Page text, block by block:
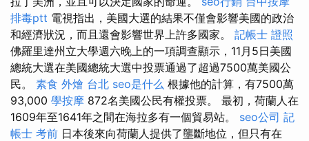
排毒ptt 電視指出，美國大選的結果不僅會影響美國的政治
和經濟狀況，而且還會影響世界上許多國家。 記帳士 證照
佛羅里達州立大學週六晚上的一項調查顯示，11月5日美國
總統大選在美國總統大選中投票通過了超過7500萬美國公
民。 素食 外燴 台北 seo是什么 根據他的計算，有7500萬
93,000 學按摩 872名美國公民有權投票。 最初，荷蘭人在
1609年至1641年之間在海拉多有一個貿易站。 seo公司 記
帳士 考前 日本後來向荷蘭人提供了壟斷地位，但只有在